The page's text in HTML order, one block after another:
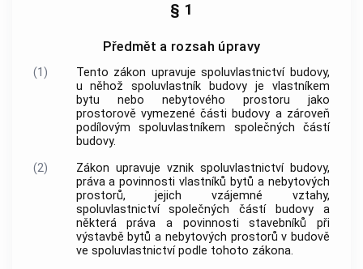
§ 1
Předmět a rozsah úpravy
(1) Tento zákon upravuje spoluvlastnictví budovy,
u něhož spoluvlastník
budovy je vlastníkem
bytu nebo nebytového prostoru jako
prostorově vymezené části budovy a zároveň
podílovým spoluvlastníkem společných částí
budovy.
(2)
Zákon upravuje vznik spoluvlastnictví budovy,
práva a povinnosti vlastníků bytů anebytových
prostorů, jejich vzájemné vztahy,
spoluvlastnictví společných částí
budovy a
některá práva a povinnosti stavebníků při
výstavbě bytů a nebytových prostorů v budově
ve spoluvlastnictví podle tohoto zákona.